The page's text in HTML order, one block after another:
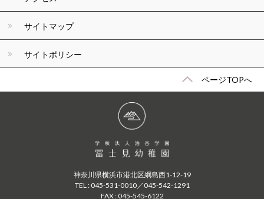
サイトマップ
サイトポリシー
ページTOPへ
神奈川県横浜市港北区綱島西1-12-19
TEL : 045-531-0010／045-542-1291
FAX : 045-545-6122